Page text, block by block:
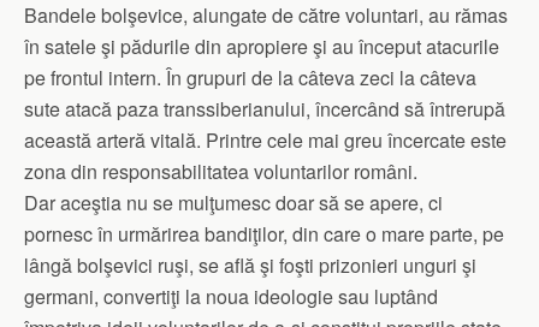
Bandele bolşevice, alungate de către voluntari, au rămas
în satele şi pădurile din apropiere şi au început atacurile
pe frontul intern. În grupuri de la câteva zeci la câteva
sute atacă paza transsiberianului, încercând să întrerupă
această arteră vitală. Printre cele mai greu încercate este
zona din responsabilitatea voluntarilor români.
Dar aceştia nu se mulţumesc doar să se apere, ci
pornesc în urmărirea bandiţilor, din care o mare parte, pe
lângă bolşevici ruşi, se află şi foşti prizonieri unguri şi
germani, convertiţi la noua ideologie sau luptând